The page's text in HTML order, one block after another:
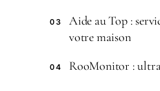
03
Aide au Top :
votre maison
04 RooMonitor :